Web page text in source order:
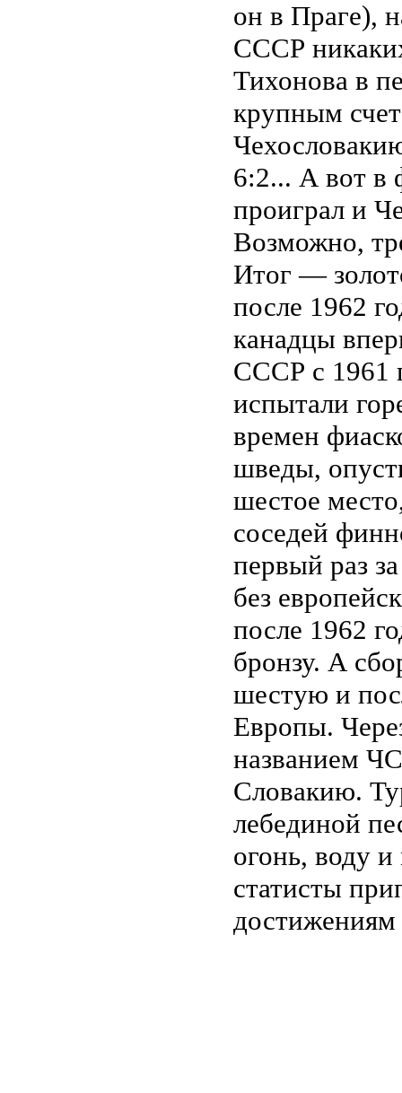
он в Праге),
СССР
Тихонова в
крупным
6:2... А вот в
проиграл и
Возможно,
Итог —
после 1962
канадцы
СССР с 1961
испытали
времен
шведы,
шестое
соседей
первый раз
без
после 1962
бронзу. А
шестую и
Европы.
названием
Словакию.
лебединой
огонь, воду
статисты